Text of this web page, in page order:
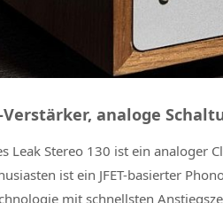
Verstärker, analoge
Leak Stereo 130 ist ein analoger
ist ein JFET-basierter
mit schnellsten